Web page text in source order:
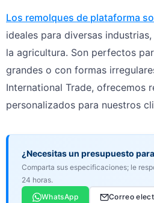
Los remolques de plataforma
ideales para diversas
la agricultura. Son perfectos
grandes o con formas
International Trade, ofrecemos
personalizados para nuestros
¿Necesitas un presupuesto
Comparta sus especificaciones; le
24 horas.
WhatsApp
Correo